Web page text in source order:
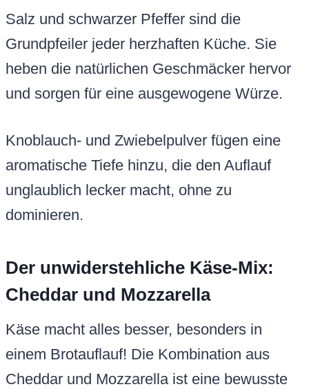
Salz und schwarzer Pfeffer sind die
Grundpfeiler jeder herzhaften Küche. Sie
heben die natürlichen Geschmäcker hervor
und sorgen für eine ausgewogene Würze.
Knoblauch- und Zwiebelpulver fügen eine
aromatische Tiefe hinzu, die den Auflauf
unglaublich lecker macht, ohne zu
dominieren.
Der unwiderstehliche Käse-Mix:
Cheddar und Mozzarella
Käse macht alles besser, besonders in
einem Brotauflauf! Die Kombination aus
Cheddar und Mozzarella ist eine bewusste